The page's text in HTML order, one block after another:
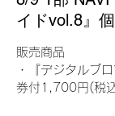
イドvol.8』
販売商品
・『デジタルブ
券付1,700円(税